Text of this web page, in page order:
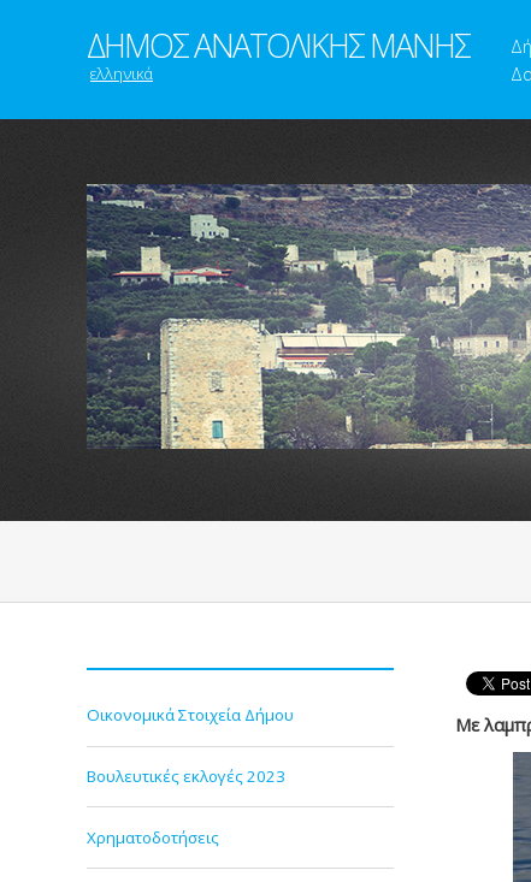
ΔΗΜΟΣ ΑΝΑΤΟΛΙΚΗΣ ΜΑΝΗΣ
ελληνικά
Οικονομικά Στοιχεία Δήμου
Βουλευτικές εκλογές 2023
Χρηματοδοτήσεις
Με